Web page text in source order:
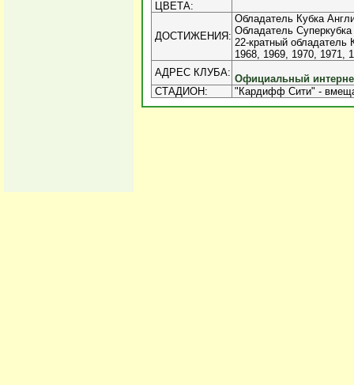
ЦВЕТА:
ДОСТИЖЕНИЯ:
Обладатель Кубка
Обладатель
22-кратный обладатель
1968, 1969, 1970, 1971,
АДРЕС КЛУБА:
Официальный
СТАДИОН:
"Кардифф Сити" -